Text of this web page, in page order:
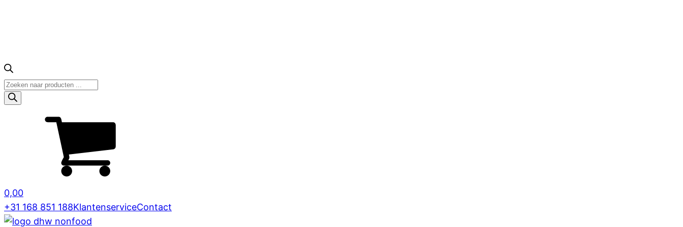
Producten
zoeken
0,00
+31 168 851 188KlantenserviceContact